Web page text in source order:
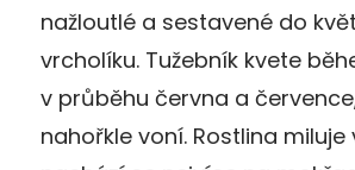
nažloutlé a sestavené do
vrcholíku. Tužebník kvete
v průběhu června a
nahořkle voní. Rostlina miluje